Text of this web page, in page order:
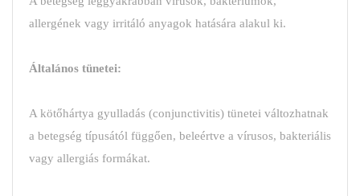
allergének vagy irritáló anyagok hatására alakul ki.
Általános tünetei:
A kötőhártya gyulladás (conjunctivitis) tünetei változhatnak
a betegség típusától függően, beleértve a vírusos, bakteriális
vagy allergiás formákat.